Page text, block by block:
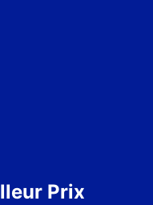
Prix